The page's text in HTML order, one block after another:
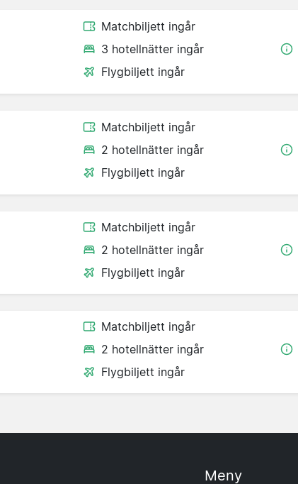
Matchbiljett ingår
3 hotellnätter ingår
Flygbiljett ingår
Matchbiljett ingår
2 hotellnätter ingår
Flygbiljett ingår
Matchbiljett ingår
2 hotellnätter ingår
Flygbiljett ingår
Matchbiljett ingår
2 hotellnätter ingår
Flygbiljett ingår
Meny